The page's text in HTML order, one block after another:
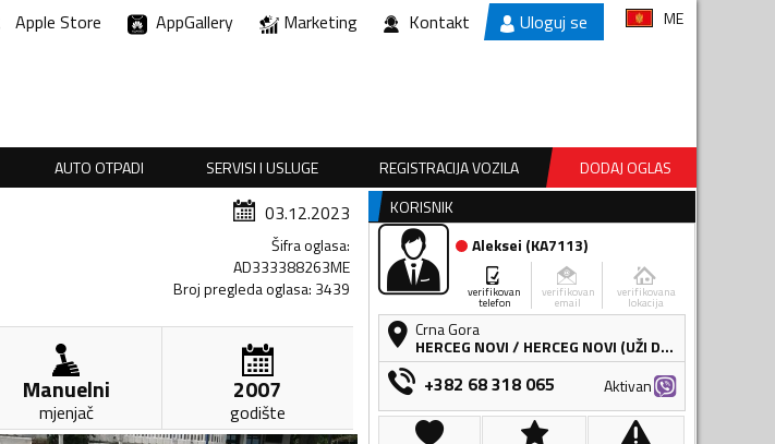
Apple Store AppGallery Marketing Kontakt Uloguj se ME
AUTO OTPADI SERVISI I USLUGE REGISTRACIJA VOZILA
DODAJ OGLAS
03.12.2023
Šifra oglasa:
AD333388263ME
Broj pregleda oglasa: 3439
Manuelni
mjenjač
2007
godište
KORISNIK
Aleksei (KA7113)
verifikovan
telefon
verifikovan
email
verifikovana
lokacija
Crna Gora
HERCEG NOVI/ HERCEG NOVI (UŽI DIO)
+382 68 318 065 Aktivan